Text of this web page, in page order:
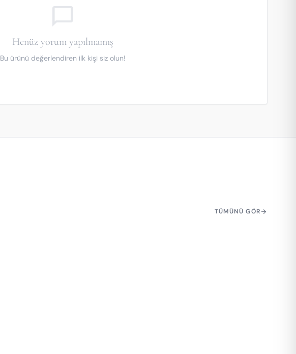
chat_bubble_outline
Henüz yorum yapılmamış
Bu ürünü değerlendiren ilk kişi siz olun!
TÜMÜNÜ GÖRarrow_forward